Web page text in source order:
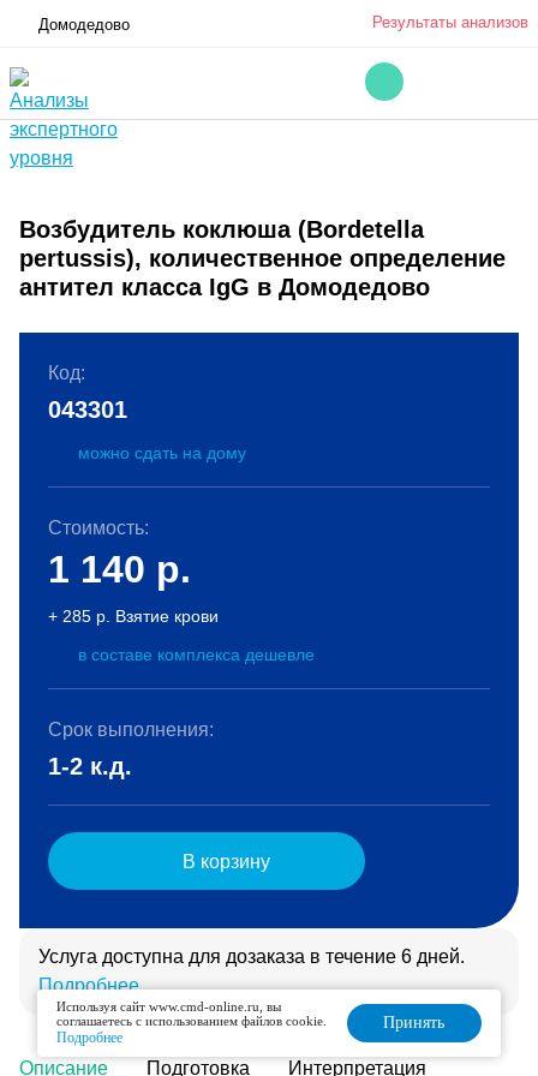
Домодедово Результаты анализов
Возбудитель коклюша (Bordetella
pertussis), количественное определение
антител класса IgG в Домодедово
Описание Подготовка Интерпретация
Код:
043301
можно сдать на дому
Стоимость:
1 140 р.
+ 285 р. Взятие крови
в составе комплекса дешевле
Срок выполнения:
1-2 к.д.
В корзину
Услуга доступна для дозаказа в течение 6 дней.
Подробнее
Используя сайт www.cmd-online.ru, вы
соглашаетесь с использованием файлов cookie.
Подробнее
Принять